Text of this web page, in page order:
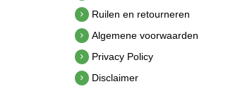
Ruilen en retourneren
Algemene voorwaarden
Privacy Policy
Disclaimer